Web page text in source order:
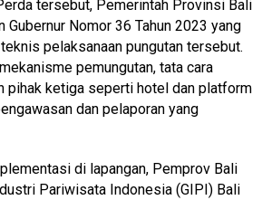
tersebut, Pemerintah Provinsi Bali
Gubernur Nomor 36 Tahun 2023 yang
pelaksanaan pungutan tersebut.
pemungutan, tata cara
pihak ketiga seperti hotel dan platform
dan pelaporan yang
di lapangan, Pemprov Bali
Pariwisata Indonesia (GIPI) Bali